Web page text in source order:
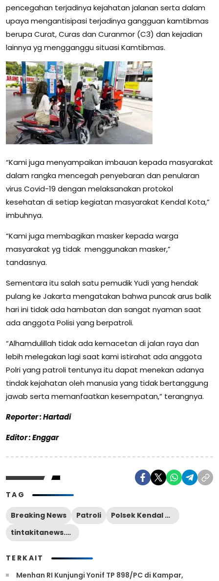
pencegahan terjadinya kejahatan jalanan serta dalam
upaya mengantisipasi terjadinya gangguan kamtibmas
berupa Curat, Curas dan Curanmor (C3) dan kejadian
lainnya yg mengganggu situasi Kamtibmas.
“Kami juga menyampaikan imbauan kepada masyarakat
dalam rangka mencegah penyebaran dan penularan
virus Covid-19 dengan melaksanakan protokol
kesehatan di setiap kegiatan masyarakat Kendal Kota,”
imbuhnya.
“Kami juga membagikan masker kepada warga
masyarakat yg tidak menggunakan masker,”
tandasnya.
Sementara itu salah satu pemudik Yudi yang hendak
pulang ke Jakarta mengatakan bahwa puncak arus balik
hari ini tidak ada hambatan dan sangat nyaman saat
ada anggota Polisi yang berpatroli.
“Alhamdulillah tidak ada kemacetan di jalan raya dan
lebih melegakan lagi saat kami istirahat ada anggota
Polri yang patroli tentunya itu dapat menekan adanya
tindak kejahatan oleh manusia yang tidak bertanggung
jawab serta memanfaatkan kesempatan,” terangnya.
Reporter : Hartadi
Editor : Enggar
TAG
Breaking News Patroli
Polsek Kendal Kota
tintakitanews.com
TERKAIT
Menhan RI Kunjungi Yonif TP 898/PC di Kampar,